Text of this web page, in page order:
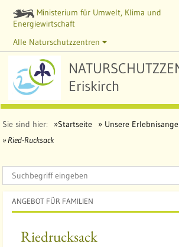
Ministerium für Umwelt, Klima und
Energiewirtschaft
Alle Naturschutzzentren
Eriskirch
Sie sind hier: Startseite
Unsere
Ried-Rucksack
ANGEBOT FÜR FAMILIEN
Riedrucksack